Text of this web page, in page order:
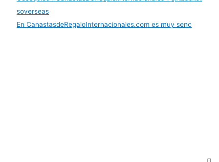
En CanastasdeRegaloInternacionales.com es muy senc